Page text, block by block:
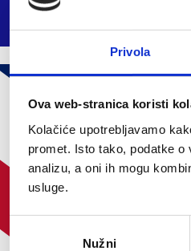
Privola
Ova web-stranica koristi
Kolačiće upotrebljavamo
promet. Isto tako, podatke
analizu, a oni ih mogu
usluge.
Nužni